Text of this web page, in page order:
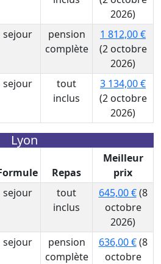
2026)
sejour
pension
complète
1 812,00 €
(2 octobre
2026)
sejour
tout
inclus
3 134,00 €
(2 octobre
2026)
Lyon
Repas
Meilleur
prix
sejour
tout
inclus
645,00 €(8
octobre
2026)
sejour
pension
complète
636,00 €(8
octobre